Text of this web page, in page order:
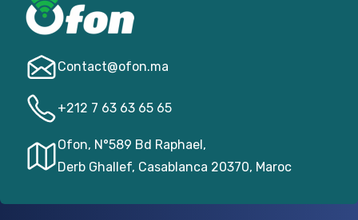
Contact@­ofon.ma
+212 7 63 63 65 65
Ofon, N°589 Bd Raphael,
Derb Ghallef, Casablanca 20370, Maroc